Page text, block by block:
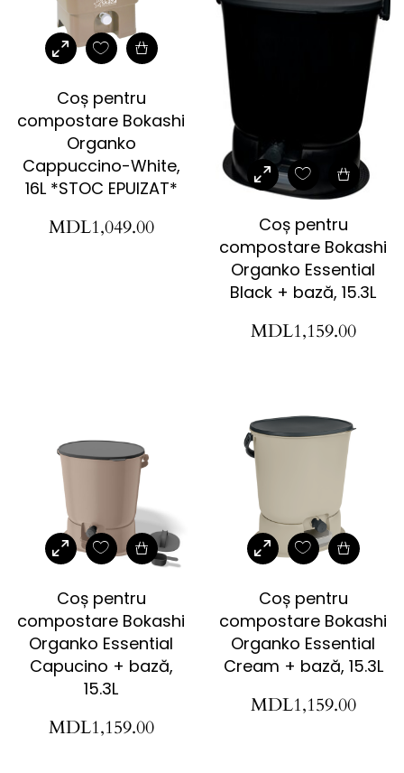
Coș pentru
compostare Bokashi
Organko
Cappuccino-White,
16L *STOC EPUIZAT*
MDL1,049.00
Coș pentru
compostare Bokashi
Organko Essential
Black + bază, 15.3L
MDL1,159.00
Coș pentru
compostare Bokashi
Organko Essential
Capucino + bază,
15.3L
MDL1,159.00
Coș pentru
compostare Bokashi
Organko Essential
Cream + bază, 15.3L
MDL1,159.00